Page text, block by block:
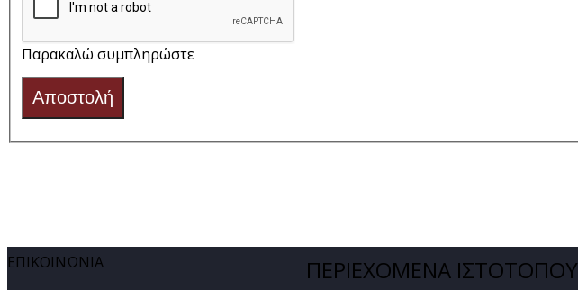
Παρακαλώ συμπληρώστε
Αποστολή
ΕΠΙΚΟΙΝΩΝΙΑ
ΠΕΡΙΕΧΟΜΕΝΑ ΙΣΤΟΤΟΠΟΥ